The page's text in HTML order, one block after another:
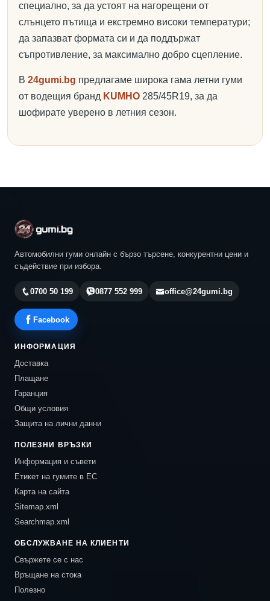
специално, за да устоят на нагорещени от
слънцето пътища и екстремно високи температури;
да запазват формата си и да поддържат
съпротивление, за максимално добро сцепление.
В 24gumi.bg предлагаме широка гама летни гуми
от водещия бранд KUMHO 285/45R19, за да
шофирате уверено в летния сезон.
Автомобилни гуми онлайн с бързо търсене, конкурентни цени и
съдействие при избора.
0700 50 199 0877 552 999 office@24gumi.bg
Facebook
ИНФОРМАЦИЯ
Доставка
Плащане
Гаранция
Общи условия
Защита на лични данни
ПОЛЕЗНИ ВРЪЗКИ
Информация и съвети
Етикет на гумите в ЕС
Карта на сайта
Sitemap.xml
Searchmap.xml
ОБСЛУЖВАНЕ НА КЛИЕНТИ
Свържете се с нас
Връщане на стока
Полезно